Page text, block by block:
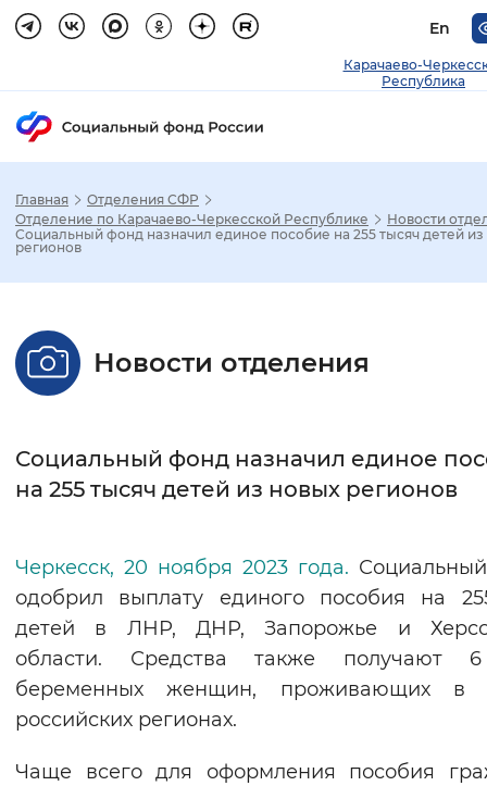
En
Карачаево-
Республика
Стандартный Увеличенный
Без засечек С засечками
Нормальный Увеличенный
Цвет сайта
Монохромный Инверсивный
Изображения
Главная
Отделения СФР
Отделение по Карачаево-Черкесской Республике
Новости
Социальный фонд назначил единое пособие на 255 тысяч детей
регионов
Новости отделения
Социальный фонд назначил единое
на 255 тысяч детей из новых регионов
Черкесск, 20 ноября 2023 года.
одобрил выплату единого пособия на
детей в ЛНР, ДНР, Запорожье и
области. Средства также получают
беременных женщин, проживающих в
российских регионах.
Чаще всего для оформления пособия